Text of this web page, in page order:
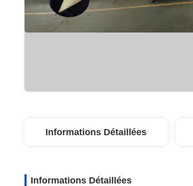
Informations Détaillées
Informations Détaillées